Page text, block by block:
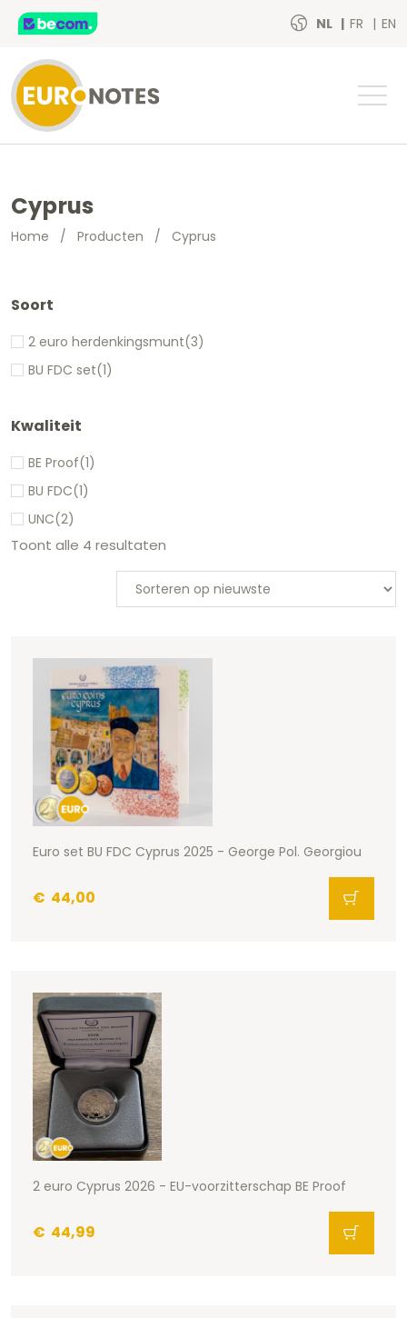
NL FR EN
Cyprus
Home / Producten / Cyprus
Soort
2 euro herdenkingsmunt(3)
BU FDC set(1)
Kwaliteit
BE Proof(1)
BU FDC(1)
UNC(2)
Toont alle 4 resultaten
Euro set BU FDC Cyprus 2025 - George Pol. Georgiou
€ 44,00
2 euro Cyprus 2026 - EU-voorzitterschap BE Proof
€ 44,99